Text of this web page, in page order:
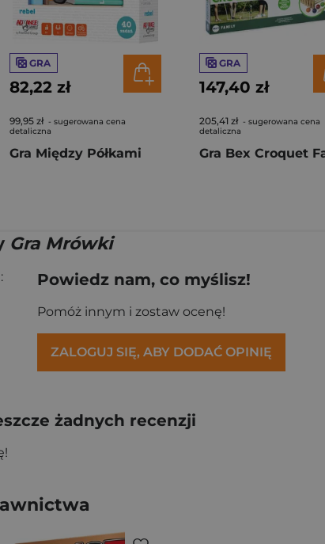
GRA
82,22 zł
99,95 zł - sugerowana cena
detaliczna
Gra Między Półkami
GRA
147,40 zł
205,41 zł - sugerowana cena
detaliczna
Gra Mrówki
Powiedz nam, co myślisz!
Pomóż innym i zostaw ocenę!
ZALOGUJ SIĘ, ABY DODAĆ OPINIĘ
żadnych recenzji